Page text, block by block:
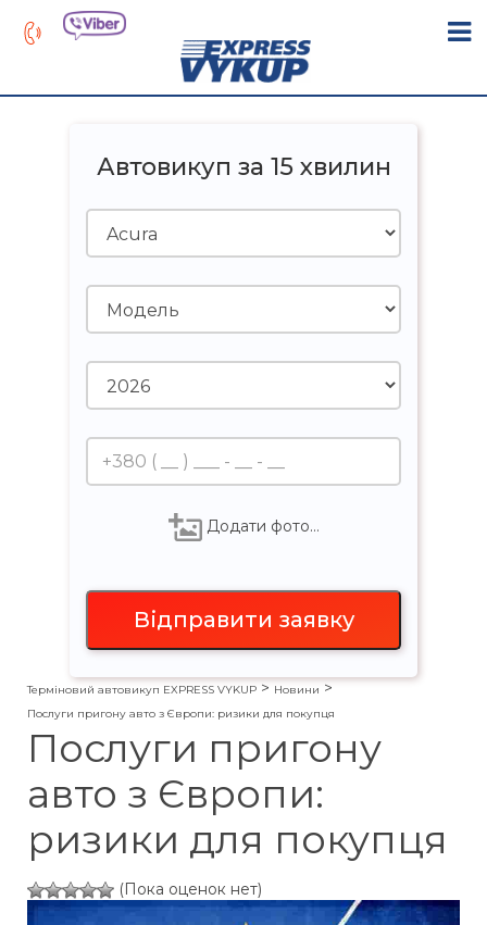
Автовикуп за 15 хвилин
Додати фото…
Терміновий автовикуп EXPRESS VYKUP > Новини >
Послуги пригону авто з Європи: ризики для покупця
Послуги пригону
авто з Європи:
ризики для покупця
(Пока оценок нет)